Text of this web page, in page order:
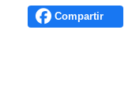
Compartir